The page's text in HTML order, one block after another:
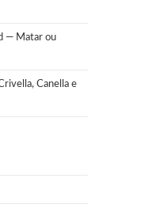
— Matar ou
Canella e